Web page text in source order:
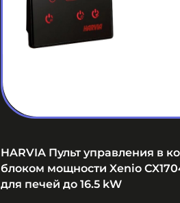
HARVIA Пульт управления в
блоком мощности Xenio
для печей до 16.5 kW